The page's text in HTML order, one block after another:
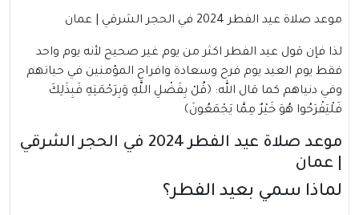
موعد صلاة عيد الفطر 2024 في الحجر الشرقي | عمان
لذا فإن قول عيد الفطر اكثر من يوم غير صحيح لأنه يوم واحد
فقط يوم العيد يوم فرح وسعادة وافراح المؤمنين في حياتهم
وفي دنياهم كما قال الله: ﴿قُلْ بِفَضْلِ اللَّهِ وَبِرَحْمَتِهِ فَبِذَلِكَ
فَلْيَفْرَحُوا هُوَ خَيْرٌ مِمَّا يَجْمَعُونَ﴾
موعد صلاة عيد الفطر 2024 في الحجر الشرقي
| عمان
لماذا سمي بعيد الفطر؟